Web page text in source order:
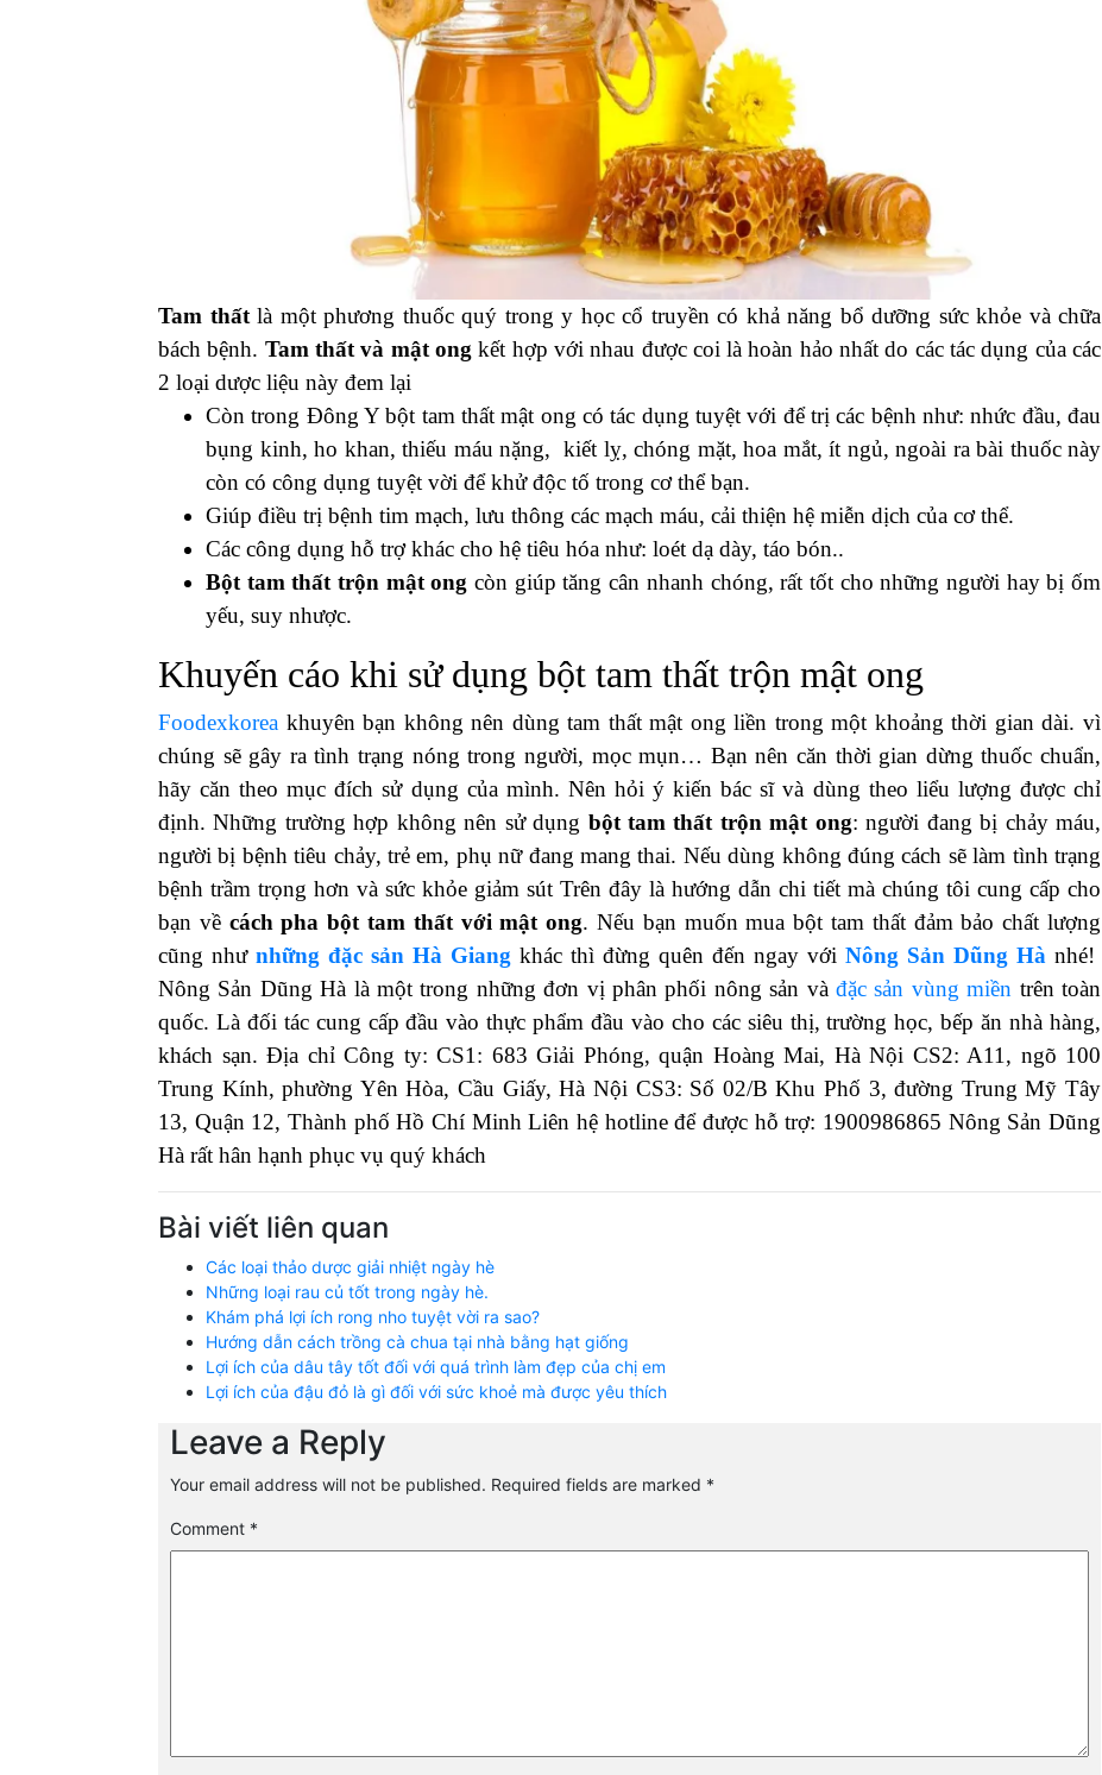
Tam thấtlà một phương thuốc quý trong y học cổ truyền có khả năng bổ dưỡng sức khỏe và chữa
bách bệnh. Tam thất và mật ong kết hợp với nhau được coi là hoàn hảo nhất do các tác dụng của các
2 loại dược liệu này đem lại
Còn trong Đông Y bột tam thất mật ong có tác dụng tuyệt với để trị các bệnh như: nhức đầu, đau
bụng kinh, ho khan, thiếu máu nặng, kiết lỵ, chóng mặt, hoa mắt, ít ngủ, ngoài ra bài thuốc này
còn có công dụng tuyệt vời để khử độc tố trong cơ thể bạn.
Giúp điều trị bệnh tim mạch, lưu thông các mạch máu, cải thiện hệ miễn dịch của cơ thể.
Các công dụng hỗ trợ khác cho hệ tiêu hóa như: loét dạ dày, táo bón..
Bột tam thất trộn mật ong còn giúp tăng cân nhanh chóng, rất tốt cho những người hay bị ốm
yếu, suy nhược.
Khuyến cáo khi sử dụng bột tam thất trộn mật ong
Foodexkorea khuyên bạn không nên dùng tam thất mật ong liền trong một khoảng thời gian dài. vì
chúng sẽ gây ra tình trạng nóng trong người, mọc mụn… Bạn nên căn thời gian dừng thuốc chuẩn,
hãy căn theo mục đích sử dụng của mình. Nên hỏi ý kiến bác sĩ và dùng theo liểu lượng được chỉ
định. Những trường hợp không nên sử dụng bột tam thất trộn mật ong: người đang bị chảy máu,
người bị bệnh tiêu chảy, trẻ em, phụ nữ đang mang thai. Nếu dùng không đúng cách sẽ làm tình trạng
bệnh trầm trọng hơn và sức khỏe giảm sút Trên đây là hướng dẫn chi tiết mà chúng tôi cung cấp cho
bạn về cách pha bột tam thất với mật ong. Nếu bạn muốn mua bột tam thất đảm bảo chất lượng
cũng như những đặc sản Hà Giang khác thì đừng quên đến ngay với Nông Sản Dũng Hà nhé!
Nông Sản Dũng Hà là một trong những đơn vị phân phối nông sản và đặc sản vùng miền trên toàn
quốc. Là đối tác cung cấp đầu vào thực phẩm đầu vào cho các siêu thị, trường học, bếp ăn nhà hàng,
khách sạn. Địa chỉ Công ty: CS1: 683 Giải Phóng, quận Hoàng Mai, Hà Nội CS2: A11, ngõ 100
Trung Kính, phường Yên Hòa, Cầu Giấy, Hà Nội CS3: Số 02/B Khu Phố 3, đường Trung Mỹ Tây
13, Quận 12, Thành phố Hồ Chí Minh Liên hệ hotline để được hỗ trợ: 1900986865 Nông Sản Dũng
Hà rất hân hạnh phục vụ quý khách
Bài viết liên quan
Các loại thảo dược giải nhiệt ngày hè
Những loại rau củ tốt trong ngày hè.
Khám phá lợi ích rong nho tuyệt vời ra sao?
Hướng dẫn cách trồng cà chua tại nhà bằng hạt giống
Lợi ích của dâu tây tốt đối với quá trình làm đẹp của chị em
Lợi ích của đậu đỏ là gì đối với sức khoẻ mà được yêu thích
Leave a Reply
Your email address will not be published. Required fields are marked *
Comment *